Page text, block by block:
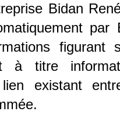
Bidan
par
figurant
à titre
existant